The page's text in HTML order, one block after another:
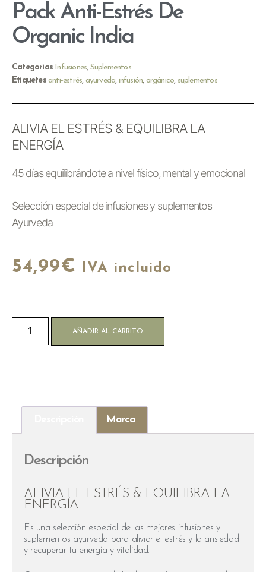
Pack Anti-Estrés De
Organic India
Categorías Infusiones, Suplementos
Etiquetes anti-estrés, ayurveda, infusión, orgánico, suplementos
ALIVIA EL ESTRÉS & EQUILIBRA LA
ENERGÍA
45 días equilibrándote a nivel físico, mental y emocional
Selección especial de infusiones y suplementos
Ayurveda
54,99€ IVA incluido
AÑADIR AL CARRITO
Marca
Descripción
ALIVIA EL ESTRÉS & EQUILIBRA LA
ENERGÍA
Es una selección especial de las mejores infusiones y
suplementos ayurveda para aliviar el estrés y la ansiedad
y recuperar tu energía y vitalidad.